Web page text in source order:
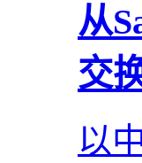
从
交
以